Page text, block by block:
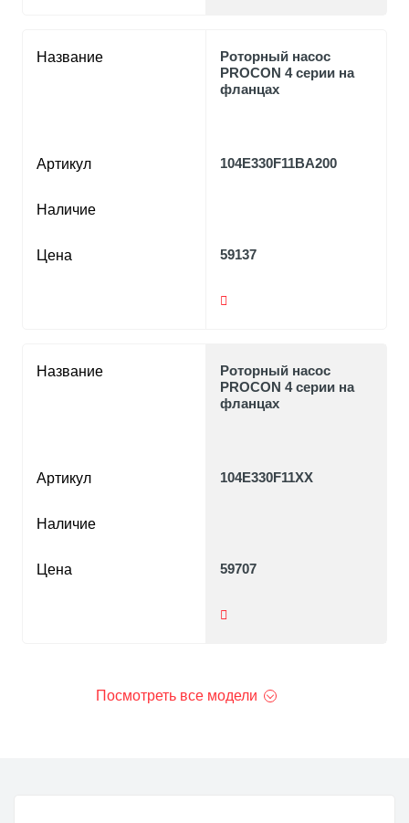
Название
Артикул
Наличие
Цена
Роторный насос
PROCON 4 серии на
фланцах
104E330F11BA200
59137
Название
Артикул
Наличие
Цена
Роторный насос
PROCON 4 серии на
фланцах
104E330F11XX
59707
Посмотреть все модели